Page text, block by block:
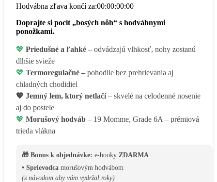
bola:
14,00 €.
je:
12,00 €.
Hodvábna zľava končí za:00:00:00:00
Doprajte si pocit „bosých nôh“ s hodvábnymi
ponožkami.
💖 Priedušné a ľahké – odvádzajú vlhkosť, nohy zostanú
dlhšie svieže
💖 Termoregulačné – pohodlie bez prehrievania aj
chladných chodidiel
💖 Jemný lem, ktorý netlačí– skvelé na celodenné nosenie
aj do postele
💖 Morušový hodváb – 19 Momme, Grade 6A – prémiová
trieda vlákna
🎁 Bonus k objednávke: e-booky ZDARMA
• Sprievodca morušovým hodvábom
(s návodom aby vám vydržal roky)